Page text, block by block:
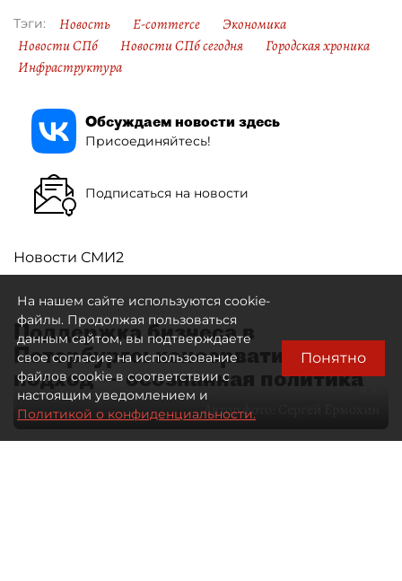
Тэги: Новость E-commerce
Экономика
Новости СПб
Новости СПб сегодня
Городская хроника
Инфраструктура
Обсуждаем новости здесь
Присоединяйтесь!
Подписаться на новости
Новости СМИ2
Поддержка бизнеса в
Петербурге: консервативный
подход — осознанная политика
Автор фото:
На нашем сайте используются cookie-
файлы. Продолжая пользоваться
данным сайтом, вы подтверждаете
свое согласие на использование
файлов cookie в соответствии с
настоящим уведомлением и
Политикой о конфиденциальности.
Понятно